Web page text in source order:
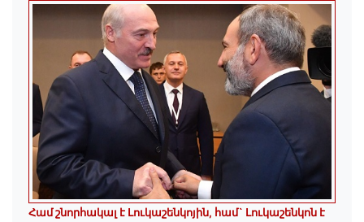
Համ շնորհակալ է Լուկաշենկոյին, համ` Լուկաշենկոն է